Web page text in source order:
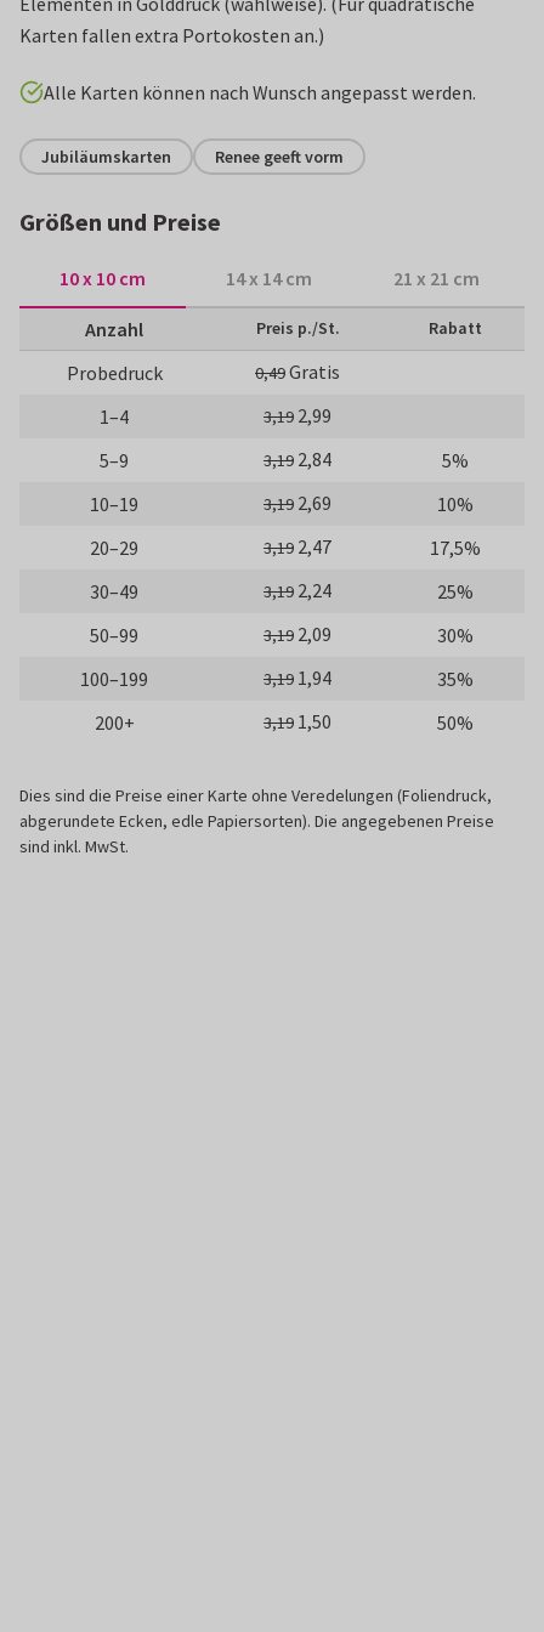
Karten fallen extra Portokosten an.)
Alle Karten können nach Wunsch angepasst werden.
Jubiläumskarten Renee geeft vorm
Größen und Preise
10 x 10 cm 14 x 14 cm 21 x 21 cm
Anzahl Preis p./St. Rabatt
Probedruck 0,49Gratis
1–4
3,19 2,99
5–9
3,19 2,84
5%
10–19
3,19 2,69
10%
20–29
3,19 2,47
17,5%
30–49
3,19 2,24
25%
50–99
3,19 2,09
30%
100–199
3,19 1,94
35%
200+
3,19 1,50 50%
Dies sind die Preise einer Karte ohne Veredelungen (Foliendruck,
abgerundete Ecken, edle Papiersorten). Die angegebenen Preise
sind inkl. MwSt.